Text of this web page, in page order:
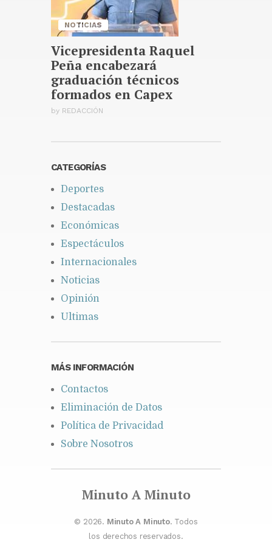
NOTICIAS
Vicepresidenta Raquel
Peña encabezará
graduación técnicos
formados en Capex
by REDACCIÓN
CATEGORÍAS
Deportes
Destacadas
Económicas
Espectáculos
Internacionales
Noticias
Opinión
Ultimas
MÁS INFORMACIÓN
Contactos
Eliminación de Datos
Política de Privacidad
Sobre Nosotros
Minuto A Minuto
© 2026. Minuto A Minuto. Todos
los derechos reservados.